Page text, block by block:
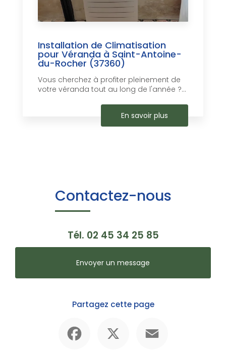
Installation de Climatisation
pour Véranda à Saint-Antoine-
du-Rocher (37360)
Vous cherchez à profiter pleinement de
votre véranda tout au long de l'année ?...
En savoir plus
Contactez-nous
Tél. 02 45 34 25 85
Envoyer un message
Partagez cette page